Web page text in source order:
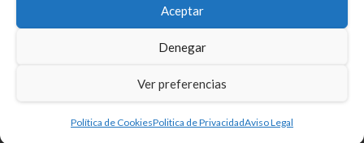
Aceptar
Denegar
Ver preferencias
Política de CookiesPolitica de PrivacidadAviso Legal
Aviso Legal
Mapa del sitio